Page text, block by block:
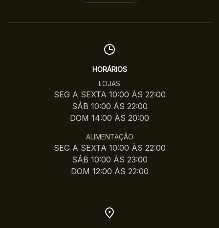
HORÁRIOS
LOJAS
SEG A SEXTA 10:00 ÀS 22:00
SÁB 10:00 ÀS 22:00
DOM 14:00 ÀS 20:00
ALIMENTAÇÃO
SEG A SEXTA 10:00 ÀS 22:00
SÁB 10:00 ÀS 23:00
DOM 12:00 ÀS 22:00